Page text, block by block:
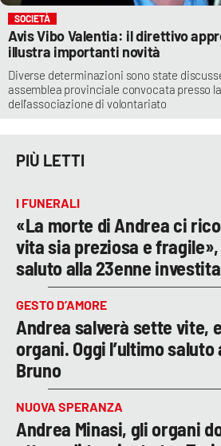
SOCIETÀ
Avis Vibo Valentia: il direttivo
illustra importanti novità
Diverse determinazioni sono state
assemblea provinciale convocata presso
dell’associazione di volontariato
PIÙ LETTI
I FUNERALI
«La morte di Andrea ci
vita sia preziosa e fragile»,
saluto alla 23enne
GESTO D’AMORE
Andrea salverà sette vite,
organi. Oggi l’ultimo saluto
Bruno
NUOVA SPERANZA
Andrea Minasi, gli organi